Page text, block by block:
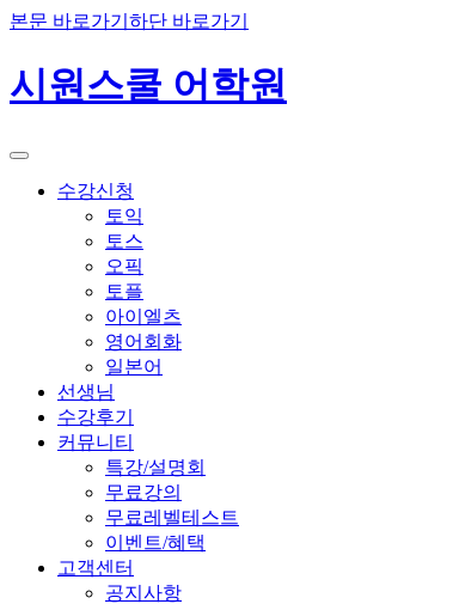
본문 바로가기 하단 바로가기
시원스쿨 어학원
수강신청
토익
토스
오픽
토플
아이엘츠
영어회화
일본어
선생님
수강후기
커뮤니티
특강/설명회
무료강의
무료레벨테스트
이벤트/혜택
고객센터
공지사항